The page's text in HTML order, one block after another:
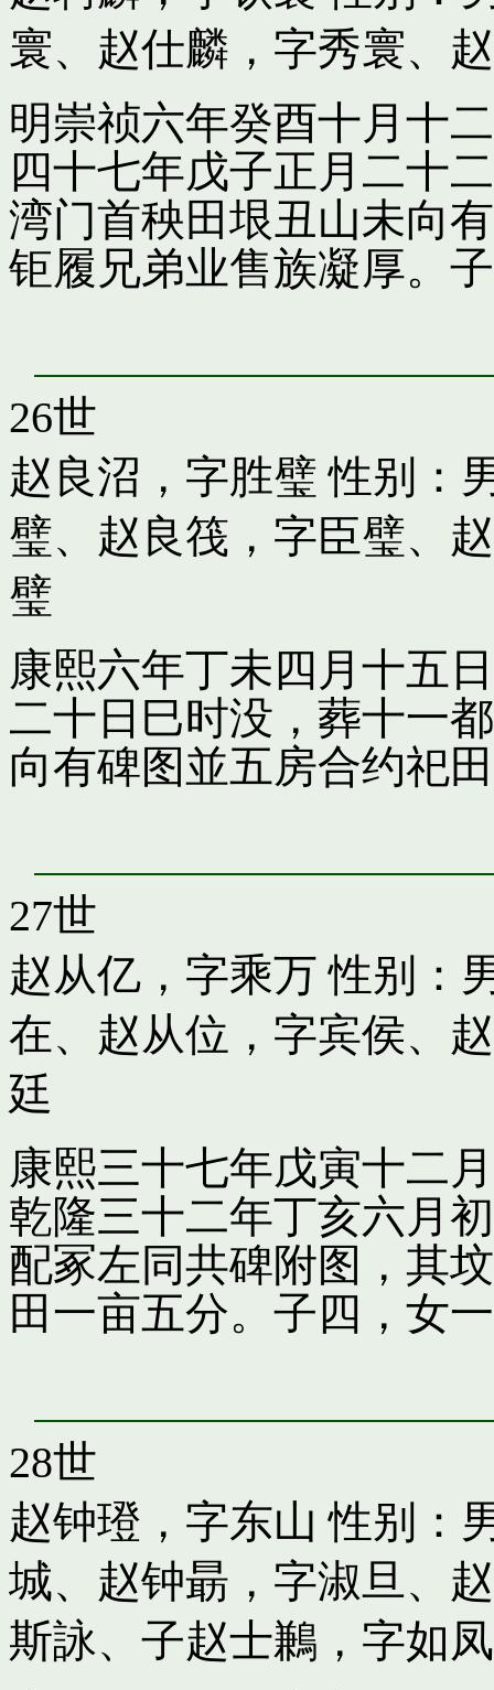
寰、 赵仕麟，字秀寰、
明崇祯六年癸酉十月十
四十七年戊子正月二十
湾门首秧田垠丑山未向
钜履兄弟业售族凝厚。
26世
赵良沼，字胜璧 性别：
璧、 赵良筏，字臣璧、
璧
康熙六年丁未四月十五
二十日巳时没，葬十一
向有碑图並五房合约祀
27世
赵从亿，字乘万 性别：
在、 赵从位，字宾侯、
廷
康熙三十七年戊寅十二
乾隆三十二年丁亥六月
配冢左同共碑附图，其
田一亩五分。子四，女
28世
赵钟璒，字东山 性别：
城、 赵钟朂，字淑旦、
斯詠、子赵士鶼，字如凤